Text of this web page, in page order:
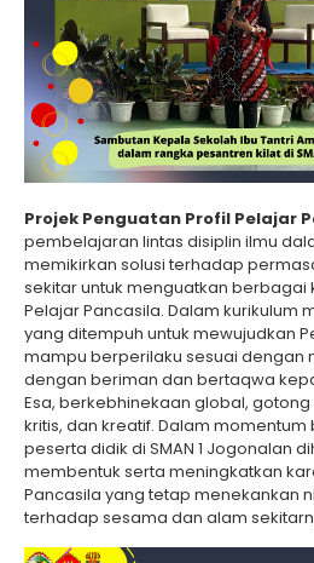
Projek Penguatan Profil Pelajar
pembelajaran lintas disiplin ilmu
memikirkan solusi terhadap
sekitar untuk menguatkan berbagai
Pelajar Pancasila. Dalam kurikulum
yang ditempuh untuk mewujudkan
mampu berperilaku sesuai dengan
dengan beriman dan bertaqwa
Esa, berkebhinekaan global,
kritis, dan kreatif. Dalam
peserta didik di SMAN 1 Jogonalan
membentuk serta meningkatkan
Pancasila yang tetap menekankan
terhadap sesama dan alam